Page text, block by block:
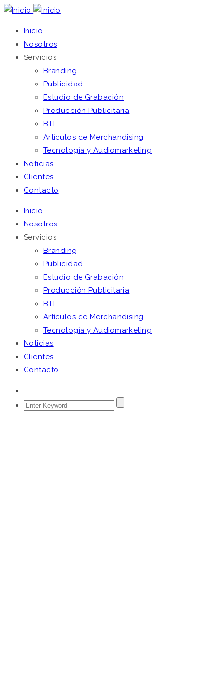
Inicio
Nosotros
Servicios
Branding
Publicidad
Estudio de Grabación
Producción Publicitaria
BTL
Artículos de Merchandising
Tecnología y Audiomarketing
Noticias
Clientes
Contacto
Inicio
Nosotros
Servicios
Branding
Publicidad
Estudio de Grabación
Producción Publicitaria
BTL
Artículos de Merchandising
Tecnología y Audiomarketing
Noticias
Clientes
Contacto